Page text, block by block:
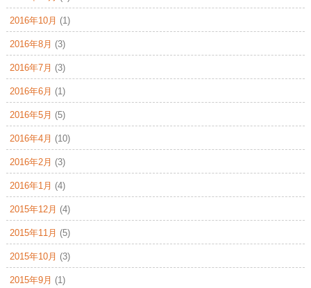
2016年10月 (1)
2016年8月 (3)
2016年7月 (3)
2016年6月 (1)
2016年5月 (5)
2016年4月 (10)
2016年2月 (3)
2016年1月 (4)
2015年12月 (4)
2015年11月 (5)
2015年10月 (3)
2015年9月 (1)